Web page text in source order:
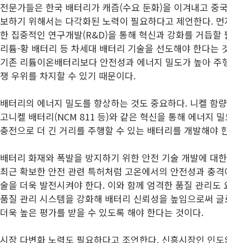
전문가들은 한국 배터리가 캐즘(수요 둔화)을 이겨내고 중
보하기 위해서는 다각화된 노력이 필요하다고 제언한다.
한 집중적인 연구개발(R&D)을 통해 혁신과 강화를 거듭할
리튬-황 배터리 등 차세대 배터리 기술을 선도해야 한다는
기존 리튬이온배터리보다 안전성과 에너지 밀도가 높아 주
쟁 우위를 차지할 수 있기 때문이다.
배터리의 에너지 밀도를 향상하는 것도 중요하다. 니켈 함
고니켈 배터리(NCM 811 등)와 같은 혁신을 통해 에너지
충전으로 더 긴 거리를 주행할 수 있는 배터리를 개발해야
배터리 화재와 폭발을 방지하기 위한 안전 기술 개발에 대
최근 확보한 안전 관련 특허처럼 고온에서의 안전성과 충
술을 더욱 발전시켜야 한다. 이와 함께 엄격한 품질 관리도
품질 관리 시스템을 강화해 배터리 신뢰성을 높임으로써
더욱 높은 평가를 받을 수 있도록 해야 한다는 것이다.
시장 다변화 노력도 필요하다고 조언한다. 신흥시장인 인